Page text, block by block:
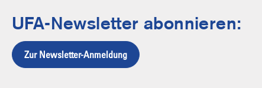
UFA-Newsletter abonnieren:
Zur Newsletter-Anmeldung